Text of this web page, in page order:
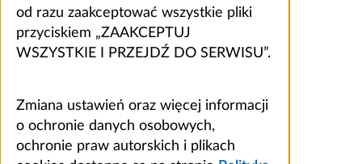
od razu zaakceptować wszystkie pliki
przyciskiem „ZAAKCEPTUJ
WSZYSTKIE I PRZEJDŹ DO SERWISU”.
Zmiana ustawień oraz więcej informacji
o ochronie danych osobowych,
ochronie praw autorskich i plikach